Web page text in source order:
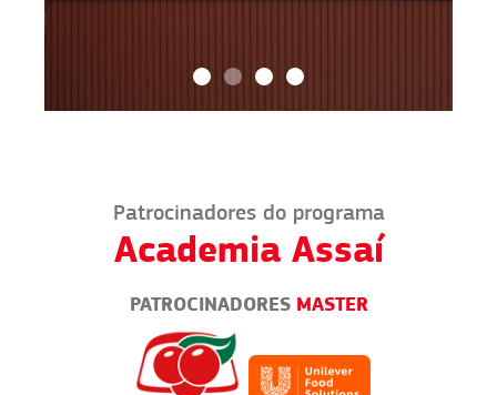
Patrocinadores do programa
Academia Assaí
PATROCINADORES MASTER